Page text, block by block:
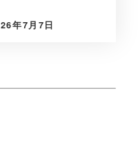
年7月7日